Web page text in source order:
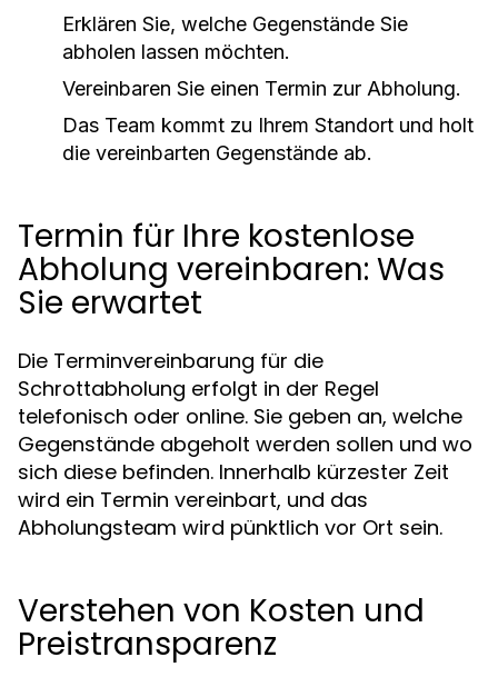
Erklären Sie, welche Gegenstände Sie
abholen lassen möchten.
Vereinbaren Sie einen Termin zur Abholung.
Das Team kommt zu Ihrem Standort und holt
die vereinbarten Gegenstände ab.
Termin für Ihre kostenlose
Abholung vereinbaren: Was
Sie erwartet
Die Terminvereinbarung für die
Schrottabholung erfolgt in der Regel
telefonisch oder online. Sie geben an, welche
Gegenstände abgeholt werden sollen und wo
sich diese befinden. Innerhalb kürzester Zeit
wird ein Termin vereinbart, und das
Abholungsteam wird pünktlich vor Ort sein.
Verstehen von Kosten und
Preistransparenz